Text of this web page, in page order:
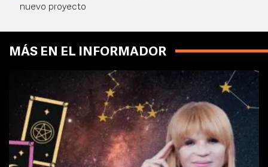
nuevo proyecto
MÁS EN EL INFORMADOR